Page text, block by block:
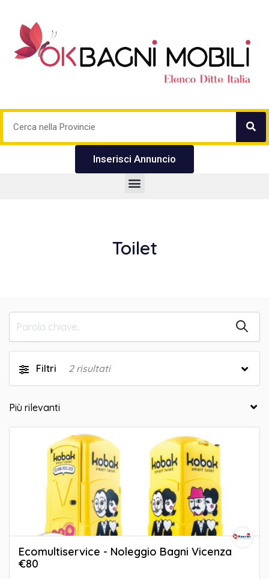
Inserisci Annuncio
Toilet
Filtri 2risultati
Ecomultiservice - Noleggio Bagni Vicenza
€80